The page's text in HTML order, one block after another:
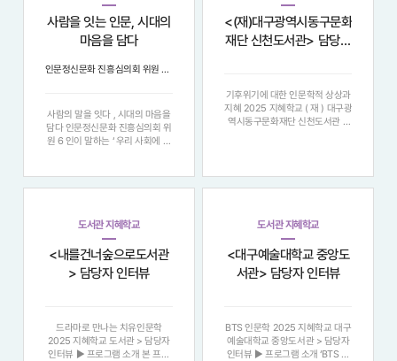
사람을 잇는 인문, 시대의
마음을 담다
인문정신문화 진흥심의회 위원 6인이 말하는 ‘우리 사회에 인문이 필요한 이유’
사람의 말을 잇다 , 시대의 마음을
담다 인문정신문화 진흥심의회 위
원 6 인이 말하는 ‘ 우리 사회에 인
식을 넘어 , 어떻게 사람에게 닿을
<(재)대구광역시동구문화
재단 신천도서관> 담당자
기후위기에 대한 인문학적 상상과
지혜 2025 지혜학교 ( 재 ) 대구광
역시동구문화재단 신천도서관 >
인한 산불 발생의 심각성에 대해
인식하고 , 서양 문화 콘텐츠를 통
도서관 지혜학교
<내를건너숲으로도서관
> 담당자 인터뷰
드라마로 만나는 치유인문학
2025 지혜학교 도서관 > 담당자
인터뷰 ▶ 프로그램 소개 본 프로
도서관 지혜학교
<대구예술대학교 중앙도
서관> 담당자 인터뷰
BTS 인문학 2025 지혜학교 대구
예술대학교 중앙도서관 > 담당자
인터뷰 ▶ 프로그램 소개 ‘BTS 인